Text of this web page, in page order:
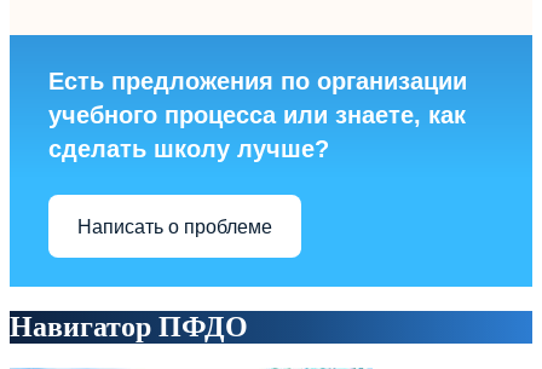
Есть предложения по организации
учебного процесса или знаете, как
сделать школу лучше?
Написать о проблеме
Навигатор ПФДО